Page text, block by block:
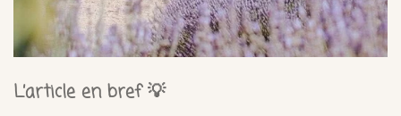
L’article en bref 💡